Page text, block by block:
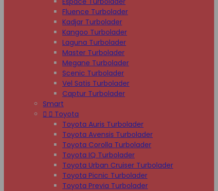
Fluence Turbolader
Kadjar Turbolader
Kangoo Turbolader
Laguna Turbolader
Master Turbolader
Megane Turbolader
Scenic Turbolader
Vel Satis Turbolader
Captur Turbolader
Smart
  Toyota
Toyota Auris Turbolader
Toyota Avensis Turbolader
Toyota Corolla Turbolader
Toyota IQ Turbolader
Toyota Urban Cruiser Turbolader
Toyota Picnic Turbolader
Toyota Previa Turbolader